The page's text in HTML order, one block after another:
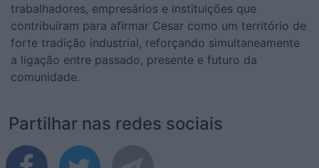
trabalhadores, empresários e instituições que
contribuíram para afirmar Cesar como um território de
forte tradição industrial, reforçando simultaneamente
a ligação entre passado, presente e futuro da
comunidade.
Partilhar nas redes sociais